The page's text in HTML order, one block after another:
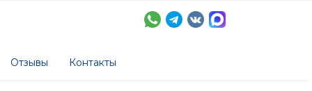
Отзывы Контакты